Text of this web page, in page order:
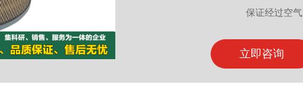
保证经过空
立即咨询